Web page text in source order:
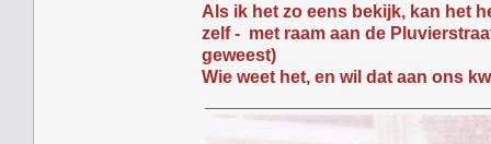
Als ik het zo eens bekijk, kan het
zelf - met raam aan de
geweest)
Wie weet het, en wil dat aan ons